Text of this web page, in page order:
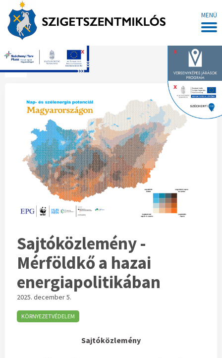
MENÜ
x
x
x
Főoldal
Sajtóközlemény -
Mérföldkő a hazai
energiapolitikában
2025. december 5.
KÖRNYEZETVÉDELEM
Sajtóközlemény